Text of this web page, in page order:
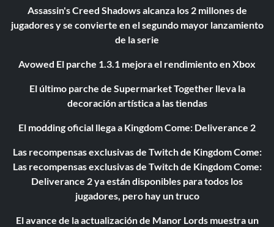
Assassin's Creed Shadows alcanza los 2 millones de
jugadores y se convierte en el segundo mayor lanzamiento
de la serie
Avowed El parche 1.3.1 mejora el rendimiento en Xbox
El último parche de Supermarket Together lleva la
decoración artística a las tiendas
El modding oficial llega a Kingdom Come: Deliverance 2
Las recompensas exclusivas de Twitch de Kingdom Come:
Las recompensas exclusivas de Twitch de Kingdom Come:
Deliverance 2 ya están disponibles para todos los
jugadores, pero hay un truco
El avance de la actualización de Manor Lords muestra un